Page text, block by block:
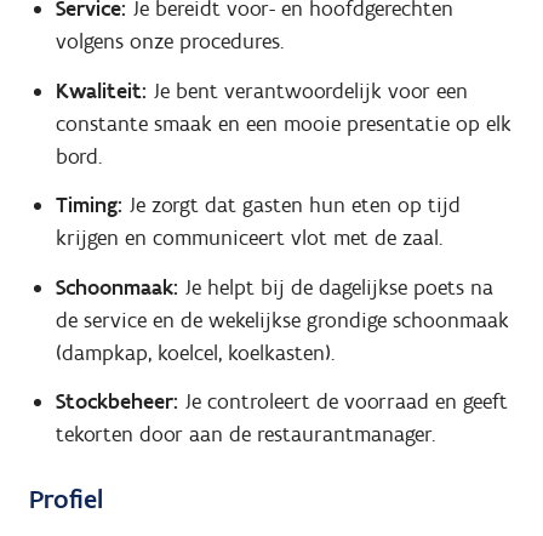
Service: Je bereidt voor- en hoofdgerechten
volgens onze procedures.
Kwaliteit: Je bent verantwoordelijk voor een
constante smaak en een mooie presentatie op elk
bord.
Timing: Je zorgt dat gasten hun eten op tijd
krijgen en communiceert vlot met de zaal.
Schoonmaak: Je helpt bij de dagelijkse poets na
de service en de wekelijkse grondige schoonmaak
(dampkap, koelcel, koelkasten).
Stockbeheer: Je controleert de voorraad en geeft
tekorten door aan de restaurantmanager.
Profiel